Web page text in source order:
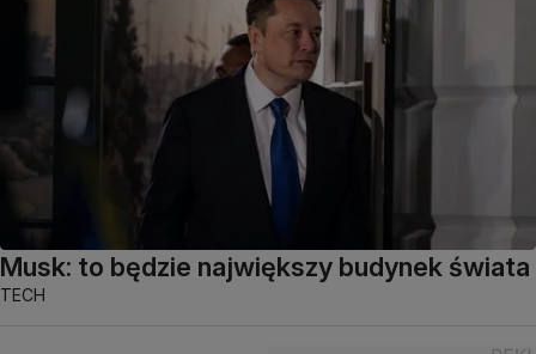
Musk: to będzie największy budynek świata
TECH